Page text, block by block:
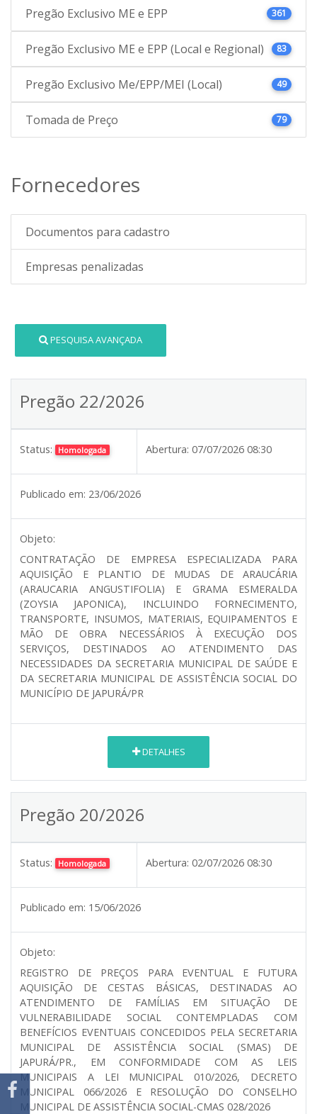
Pregão Exclusivo ME e EPP 361
Pregão Exclusivo ME e EPP (Local e Regional) 83
Pregão Exclusivo Me/EPP/MEI (Local) 49
Tomada de Preço 79
Fornecedores
Documentos para cadastro
Empresas penalizadas
PESQUISA AVANÇADA
Pregão 22/2026
Status: Homologada Abertura: 07/07/2026 08:30
Publicado em: 23/06/2026
Objeto:
CONTRATAÇÃO DE EMPRESA ESPECIALIZADA PARA
AQUISIÇÃO E PLANTIO DE MUDAS DE ARAUCÁRIA
(ARAUCARIA ANGUSTIFOLIA) E GRAMA ESMERALDA
(ZOYSIA JAPONICA), INCLUINDO FORNECIMENTO,
TRANSPORTE, INSUMOS, MATERIAIS, EQUIPAMENTOS E
MÃO DE OBRA NECESSÁRIOS À EXECUÇÃO DOS
SERVIÇOS, DESTINADOS AO ATENDIMENTO DAS
NECESSIDADES DA SECRETARIA MUNICIPAL DE SAÚDE E
DA SECRETARIA MUNICIPAL DE ASSISTÊNCIA SOCIAL DO
MUNICÍPIO DE JAPURÁ/PR
DETALHES
Pregão 20/2026
Status: Homologada Abertura: 02/07/2026 08:30
Publicado em: 15/06/2026
Objeto:
REGISTRO DE PREÇOS PARA EVENTUAL E FUTURA
AQUISIÇÃO DE CESTAS BÁSICAS, DESTINADAS AO
ATENDIMENTO DE FAMÍLIAS EM SITUAÇÃO DE
VULNERABILIDADE SOCIAL CONTEMPLADAS COM
BENEFÍCIOS EVENTUAIS CONCEDIDOS PELA SECRETARIA
MUNICIPAL DE ASSISTÊNCIA SOCIAL (SMAS) DE
JAPURÁ/PR., EM CONFORMIDADE COM AS LEIS
MUNICIPAIS A LEI MUNICIPAL 010/2026, DECRETO
MUNICIPAL 066/2026 E RESOLUÇÃO DO CONSELHO
MUNICIPAL DE ASSISTÊNCIA SOCIAL-CMAS 028/2026